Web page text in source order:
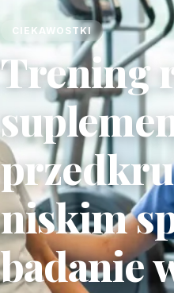
CIEKAWOSTKI
Trening
niskim
badanie